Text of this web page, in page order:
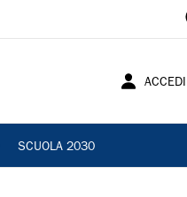
ACCEDI
SCUOLA 2030